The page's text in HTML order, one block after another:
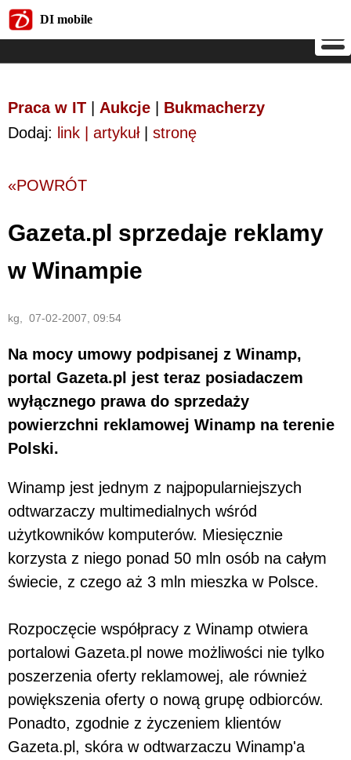
DI mobile
Praca w IT Aukcje
Bukmacherzy
Dodaj: link | artykuł| stronę
«POWRÓT
Gazeta.pl sprzedaje reklamy
w Winampie
kg, 07-02-2007, 09:54
Na mocy umowy podpisanej z Winamp,
portal Gazeta.pl jest teraz posiadaczem
wyłącznego prawa do sprzedaży
powierzchni reklamowej Winamp na terenie
Polski.
Winamp jest jednym z najpopularniejszych
odtwarzaczy multimedialnych wśród
użytkowników komputerów. Miesięcznie
korzysta z niego ponad 50 mln osób na całym
świecie, z czego aż 3 mln mieszka w Polsce.
Rozpoczęcie współpracy z Winamp otwiera
portalowi Gazeta.pl nowe możliwości nie tylko
poszerzenia oferty reklamowej, ale również
powiększenia oferty o nową grupę odbiorców.
Ponadto, zgodnie z życzeniem klientów
Gazeta.pl, skóra w odtwarzaczu Winamp'a
DI mobile